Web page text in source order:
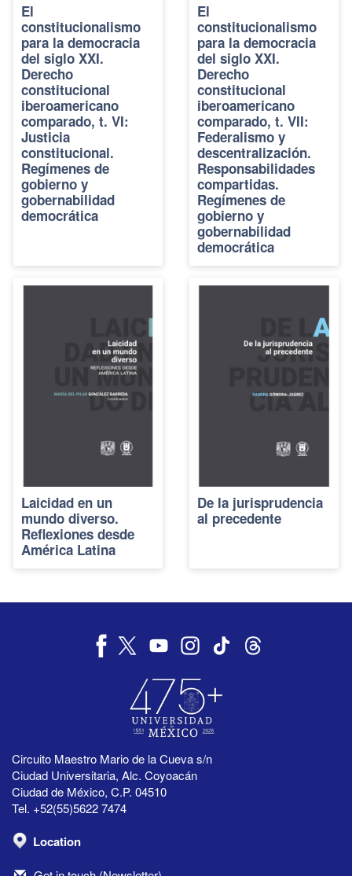
El
constitucionalismo
para la democracia
del siglo XXI.
Derecho
constitucional
iberoamericano
comparado, t. VI:
Justicia
constitucional.
Regímenes de
gobierno y
gobernabilidad
democrática
El
constitucionalismo
para la democracia
del siglo XXI.
Derecho
constitucional
iberoamericano
comparado, t. VII:
Federalismo y
descentralización.
Responsabilidades
compartidas.
Regímenes de
gobierno y
gobernabilidad
democrática
Laicidad en un
mundo diverso.
Reflexiones desde
América Latina
De la jurisprudencia
al precedente
Circuito Maestro Mario de la Cueva s/n
Ciudad Universitaria, Alc. Coyoacán
Ciudad de México, C.P. 04510
Tel. +52(55)5622 7474
Location